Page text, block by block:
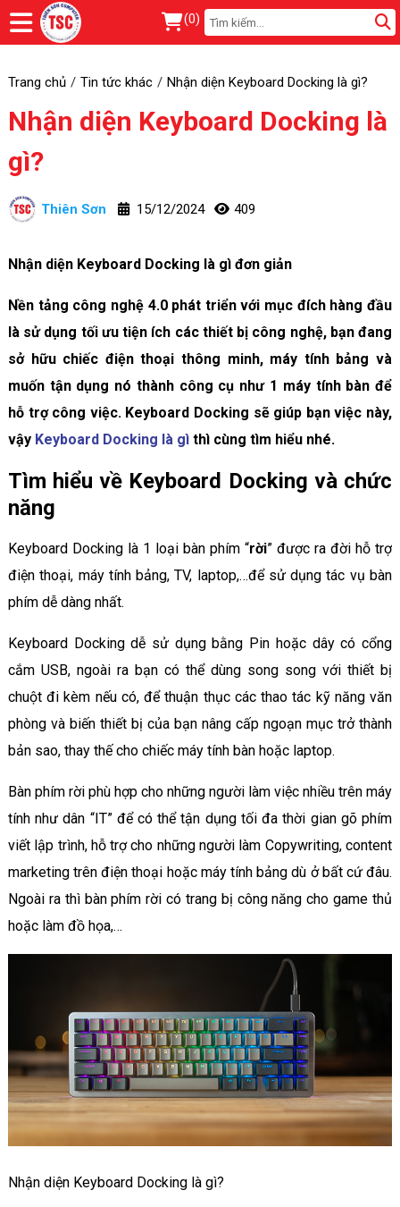
(0)
Trang chủ Tin tức khác Nhận diện Keyboard Docking là gì?
Nhận diện Keyboard Docking là
gì?
Thiên Sơn 15/12/2024 409
Nhận diện Keyboard Docking là gì đơn giản
Nền tảng công nghệ 4.0 phát triển với mục đích hàng đầu
là sử dụng tối ưu tiện ích các thiết bị công nghệ, bạn đang
sở hữu chiếc điện thoại thông minh, máy tính bảng và
muốn tận dụng nó thành công cụ như 1 máy tính bàn để
hỗ trợ công việc. Keyboard Docking sẽ giúp bạn việc này,
vậy Keyboard Docking là gìthì cùng tìm hiểu nhé.
Tìm hiểu về Keyboard Docking và chức
năng
Keyboard Docking là 1 loại bàn phím “rời” được ra đời hỗ trợ
điện thoại, máy tính bảng, TV, laptop,…để sử dụng tác vụ bàn
phím dễ dàng nhất.
Keyboard Docking dễ sử dụng bằng Pin hoặc dây có cổng
cắm USB, ngoài ra bạn có thể dùng song song với thiết bị
chuột đi kèm nếu có, để thuận thục các thao tác kỹ năng văn
phòng và biến thiết bị của bạn nâng cấp ngoạn mục trở thành
bản sao, thay thế cho chiếc máy tính bàn hoặc laptop.
Bàn phím rời phù hợp cho những người làm việc nhiều trên máy
tính như dân “IT” để có thể tận dụng tối đa thời gian gõ phím
viết lập trình, hỗ trợ cho những người làm Copywriting, content
marketing trên điện thoại hoặc máy tính bảng dù ở bất cứ đâu.
Ngoài ra thì bàn phím rời có trang bị công năng cho game thủ
hoặc làm đồ họa,…
Nhận diện Keyboard Docking là gì?